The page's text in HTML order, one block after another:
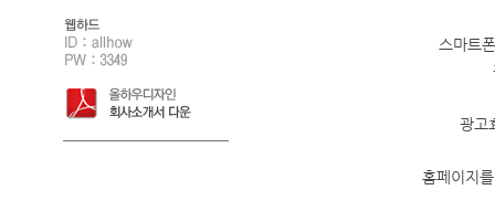
스마트
광고
홈페이지